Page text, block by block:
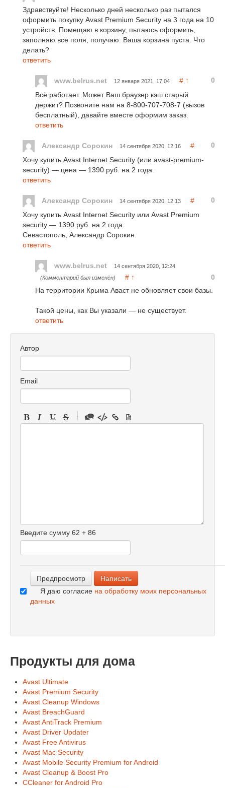
Здравствуйте! Несколько дней несколько раз пытался
оформить покупку Avast Premium Security на 3 года на 10
устройств. Помещаю в корзину, пытаюсь оформить,
заполняю все поля, получаю: Ваша корзина пуста. Что
делать?
ответить
www.belrus.net 12 января 2021, 17:04 # ↑
0
Всё работает. Может Ваш браузер кэш старый
держит? Позвоните нам на 8-800-707-708-7 (вызов
бесплатный), давайте вместе оформим заказ.
ответить
Александр Сорокин 14 сентября 2020, 12:16 #
0
Хочу купить Avast Internet Security (или avast-premium-
security) — цена — 1390 руб. на 2 года.
ответить
Александр Сорокин 14 сентября 2020, 12:13 #
0
Хочу купить Avast Internet Security или Avast Premium
security — 1390 руб. на 2 года.
Севастополь, Александр Сорокин.
ответить
www.belrus.net
14 сентября 2020, 12:24
(Комментарий был изменён)
# ↑
0
На территории Крыма Аваст не обновляет свои базы.
Такой цены, как Вы указали — не существует.
ответить
Автор
Email
-
Введите сумму 62 + 86
Я даю согласие на обработку моих персональных
данных
Продукты для дома
Avast Ultimate
Avast Premium Security
Avast Cleanup Windows
Avast BreachGuard
Avast AntiTrack Premium
Avast Driver Updater
Avast Free Antivirus
Avast Mac Security
Avast Mobile Security Premium for Android
Avast Cleanup & Boost Pro
CCleaner for Android Pro